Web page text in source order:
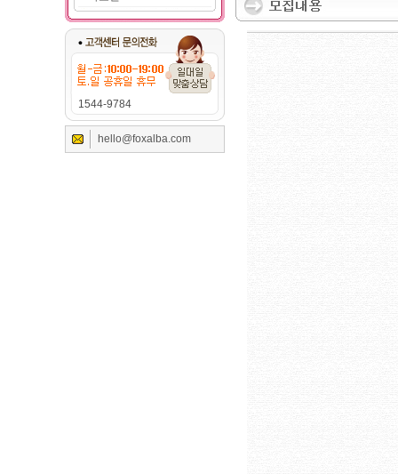
1544-9784
hello@foxalba.com